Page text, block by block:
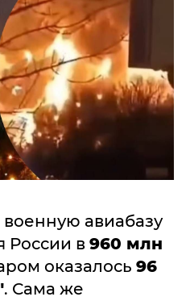
авиабазу
России в 960 млн
оказалось 96
. Сама же